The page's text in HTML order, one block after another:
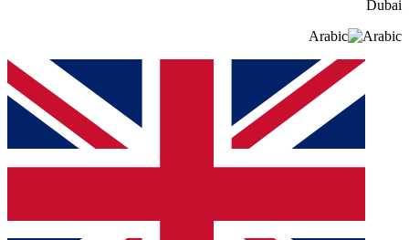
Dubai
Arabic